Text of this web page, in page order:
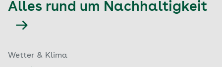
Alles rund um Nachhaltigkeit
Wetter & Klima